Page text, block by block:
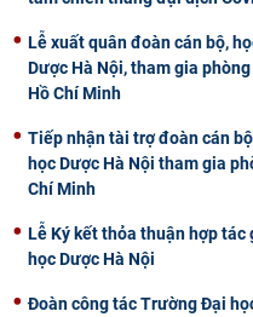
Lễ xuất quân đoàn cán bộ,
Dược Hà Nội, tham gia
Hồ Chí Minh
Tiếp nhận tài trợ đoàn cán
học Dược Hà Nội tham gia
Chí Minh
Lễ Ký kết thỏa thuận hợp
học Dược Hà Nội
Đoàn công tác Trường Đại